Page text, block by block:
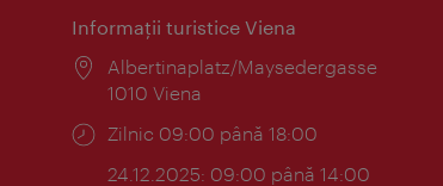
Informaţii turistice Viena
Locul:
Albertinaplatz/Maysedergasse
1010 Viena
Program:
Zilnic 09:00 până 18:00
24.12.2025: 09:00 până 14:00